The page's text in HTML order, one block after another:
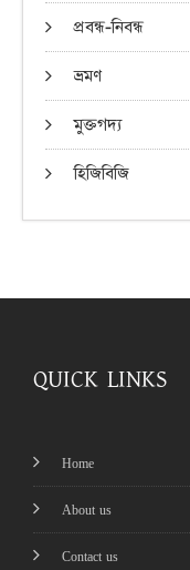
প্রবন্ধ-নিবন্ধ
ভ্রমণ
মুক্তগদ্য
হিজিবিজি
QUICK LINKS
Home
About us
Contact us